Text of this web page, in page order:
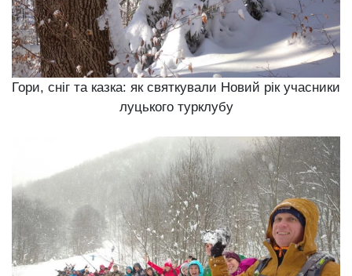
Гори, сніг та казка: як святкували Новий рік учасники
луцького турклубу